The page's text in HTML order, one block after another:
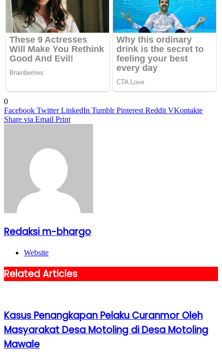
0
Facebook Twitter LinkedIn Tumblr Pinterest Reddit VKontakte
Share via Email Print
Redaksi m-bhargo
Website
Related Articles
Kasus Penangkapan Pelaku Curanmor Oleh
Masyarakat Desa Motoling di Desa Motoling
Mawale